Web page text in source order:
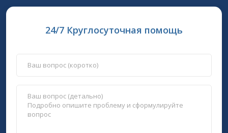
24/7 Круглосуточная помощь